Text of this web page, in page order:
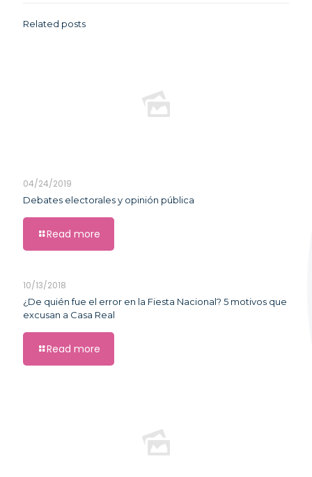
Related posts
04/24/2019
Debates electorales y opinión pública
Read more
10/13/2018
¿De quién fue el error en la Fiesta Nacional? 5 motivos que
excusan a Casa Real
Read more